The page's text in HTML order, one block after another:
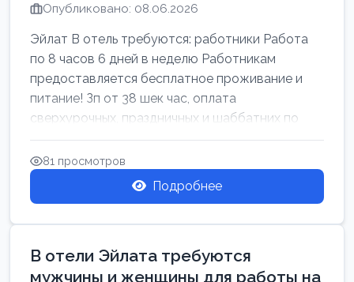
Опубликовано: 08.06.2026
Эйлат В отель требуются: работники Работа
по 8 часов 6 дней в неделю Работникам
предоставляется бесплатное проживание и
питание! Зп от 38 шек час, оплата
сверхурочных, праздничных и шаббатних по
закон...
81 просмотров
Подробнее
В отели Эйлата требуются
мужчины и женщины для работы на